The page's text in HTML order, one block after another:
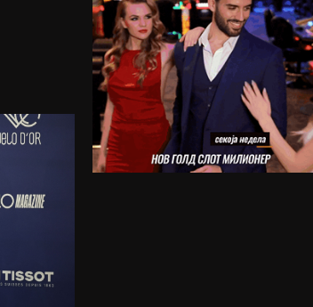
Артета: Мојот Арсенал учи од
грешките
Лука Зидан се раздели со
Гранада
Џеронимо Рули е нов втор